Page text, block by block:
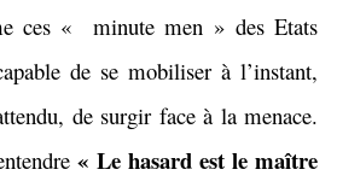
ces « minute men » des Etats
de se mobiliser à l’instant,
de surgir face à la menace.
« Le hasard est le maître